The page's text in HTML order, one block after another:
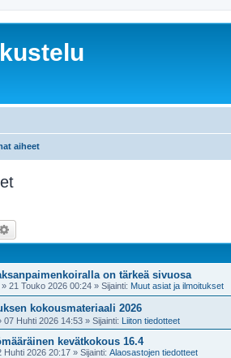
aiheet
on tärkeä sivuosa
» 21 Touko 2026 00:24 » Sijainti: Muut asiat ja ilmoitukset
kokousmateriaali 2026
07 Huhti 2026 14:53 » Sijainti: Liiton tiedotteet
kevätkokous 16.4
Huhti 2026 20:17 » Sijainti: Alaosastojen tiedotteet